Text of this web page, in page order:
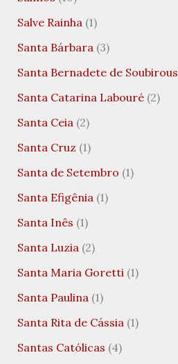
Salve Rainha (1)
Santa Bárbara (3)
Santa Bernadete de Soubirous
Santa Catarina Labouré(2)
Santa Ceia (2)
Santa Cruz (1)
Santa de Setembro (1)
Santa Efigênia (1)
Santa Inês (1)
Santa Luzia (2)
Santa Maria Goretti (1)
Santa Paulina (1)
Santa Rita de Cássia (1)
Santas Católicas (4)